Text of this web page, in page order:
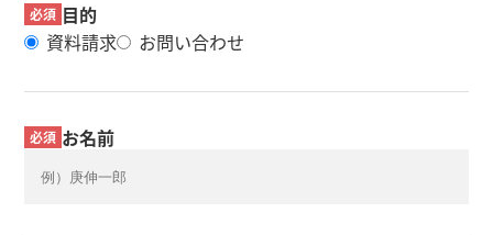
必須 目的
資料請求
お問い合わせ
必須 お名前